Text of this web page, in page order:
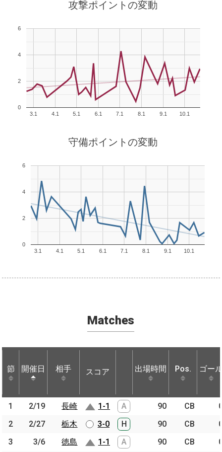
攻撃ポイントの変動
3.1 4.1 5.1 6.1 7.1 8.1 9.1 10.1
0
2
4
6
守備ポイントの変動
3.1 4.1 5.1 6.1 7.1 8.1 9.1 10.1
0
2
4
6
Matches
節 開催日 相手 スコア 出場時間 Pos. ゴー
節 開催日 相手 スコア 出場時間 Pos. ゴー
1 2/19 長崎 1-1 A 90 CB
2
2/27 栃木 3-0 H 90 CB
3
3/6 徳島 1-1 A 90 CB
節 開催日 相手
1 2/19
長崎
2
2/27
栃木
3
3/6
徳島